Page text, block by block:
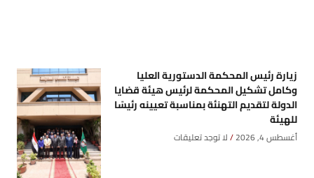
زيارة رئيس المحكمة الدستورية العليا
وكامل تشكيل المحكمة لرئيس هيئة قضايا
الدولة لتقديم التهنئة بمناسبة تعيينه رئيسًا
للهيئة
أغسطس 4, 2026 لا توجد تعليقات